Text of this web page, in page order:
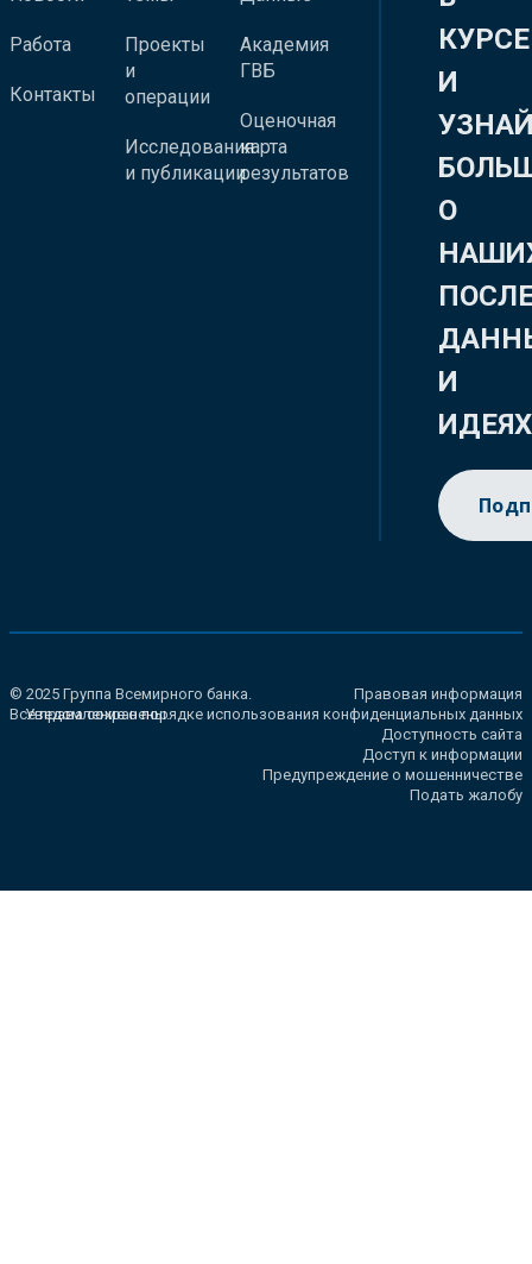
Работа
Контакты
Проекты
и
операции
Исследования
и публикации
Академия
ГВБ
Оценочная
карта
результатов
КУРСЕ
И
О
И
ИДЕЯХ
© 2025 Группа Всемирного банка.
Все права сохранены.
Правовая информация
Уведомление о порядке использования конфиденциальных данных
Доступность сайта
Доступ к информации
Предупреждение о мошенничестве
Подать жалобу